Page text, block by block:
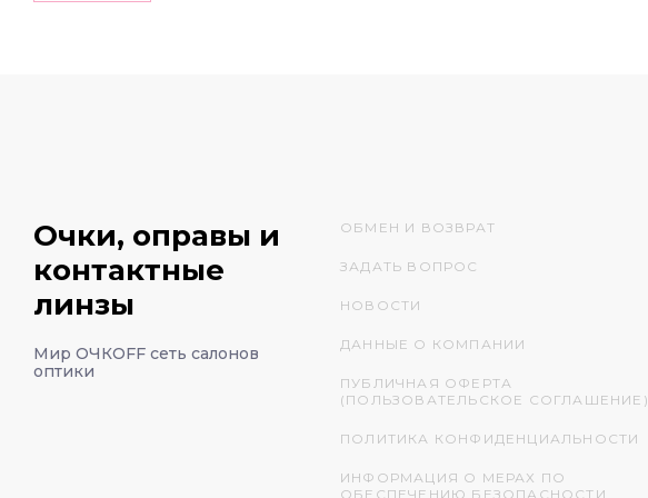
Очки, оправы и
контактные
линзы
Мир ОЧКОFF сеть салонов
оптики
ОБМЕН И ВОЗВРАТ
ЗАДАТЬ ВОПРОС
НОВОСТИ
ДАННЫЕ О КОМПАНИИ
ПУБЛИЧНАЯ ОФЕРТА
(ПОЛЬЗОВАТЕЛЬСКОЕ СОГЛАШЕНИЕ)
ПОЛИТИКА КОНФИДЕНЦИАЛЬНОСТИ
ИНФОРМАЦИЯ О МЕРАХ ПО
ОБЕСПЕЧЕНИЮ БЕЗОПАСНОСТИ